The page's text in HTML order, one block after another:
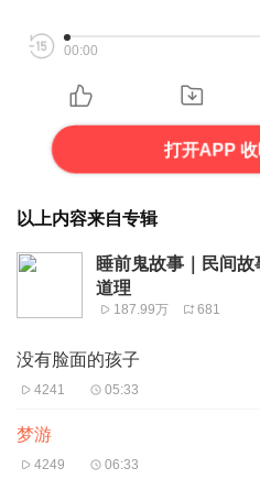
00:00
打开APP
以上内容来自专辑
睡前鬼故事｜民间
道理
187.99万 681
没有脸面的孩子
4241 05:33
梦游
4249 06:33